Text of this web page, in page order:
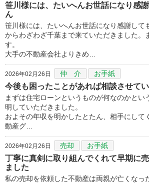
笹川様には、たいへんお世話になり感
ん
笹川様には、たいへんお世話になり感謝して
からわざわざ千葉まで来ていただきました。
す。
大手の不動産会社よりきめ…
2026年02月26日 仲 介 お手紙
今後も困ったことがあれば相談させて
まずは住宅ローンというものが何なのかとい
明していただきました。
およその年収を明かしたとたん、相手にして
動産グ…
2026年02月26日 売却 お手紙
丁寧に真剣に取り組んでくれて早期に
ました
私の売却を依頼した不動産は両親が亡くなっ